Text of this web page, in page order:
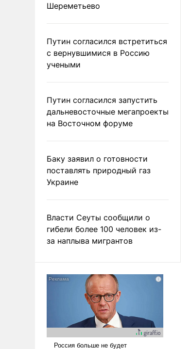
Шереметьево
Путин согласился встретиться
с вернувшимися в Россию
учеными
Путин согласился запустить
дальневосточные мегапроекты
на Восточном форуме
Баку заявил о готовности
поставлять природный газ
Украине
Власти Сеуты сообщили о
гибели более 100 человек из-
за наплыва мигрантов